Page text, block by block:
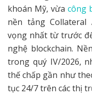
khoán Mỹ, vừa công
nền tảng Collateral
vọng nhất từ trước
nghệ blockchain.
trong quý IV/2026,
thế chấp gần như
tục 24/7 trên các thị